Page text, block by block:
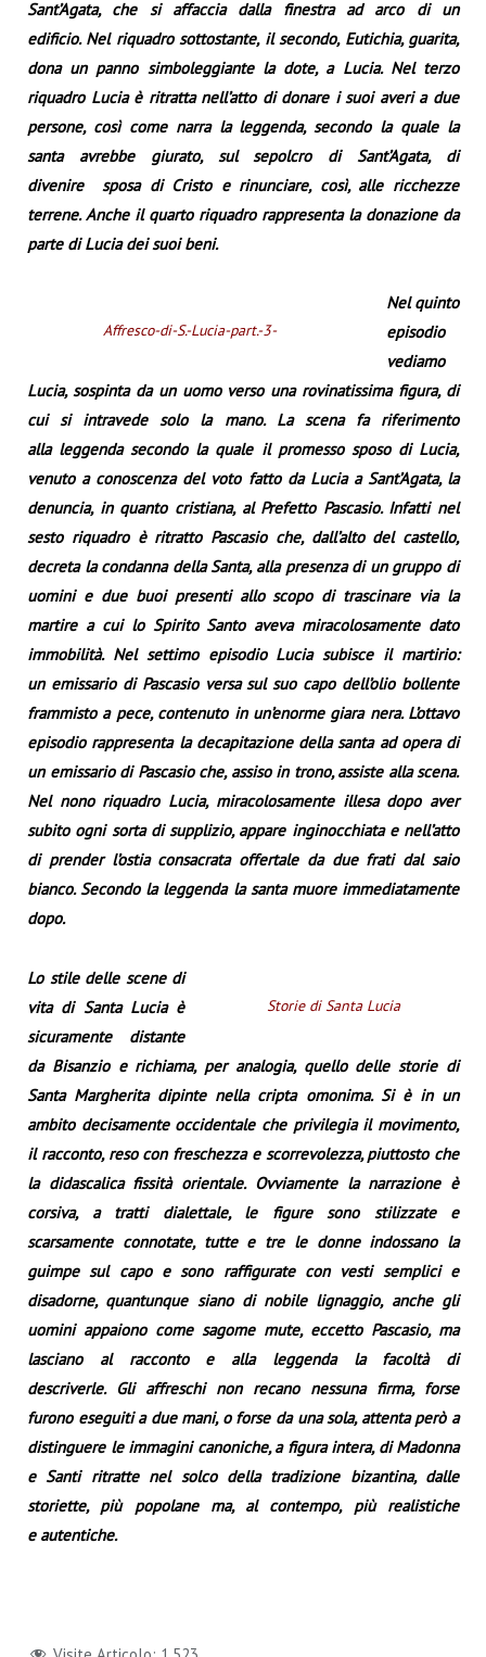
Sant’Agata, che si affaccia dalla finestra ad arco di un
edificio. Nel riquadro sottostante, il secondo, Eutichia, guarita,
dona un panno simboleggiante la dote, a Lucia. Nel terzo
riquadro Lucia è ritratta nell’atto di donare i suoi averi a due
persone, così come narra la leggenda, secondo la quale la
santa avrebbe giurato, sul sepolcro di Sant’Agata, di
divenire sposa di Cristo e rinunciare, così, alle ricchezze
terrene. Anche il quarto riquadro rappresenta la donazione da
parte di Lucia dei suoi beni.
Affresco-di-S.-Lucia-part.-3-
Nel quinto
episodio
vediamo
Lucia, sospinta da un uomo verso una rovinatissima figura, di
cui si intravede solo la mano. La scena fa riferimento
alla leggenda secondo la quale il promesso sposo di Lucia,
venuto a conoscenza del voto fatto da Lucia a Sant’Agata, la
denuncia, in quanto cristiana, al Prefetto Pascasio. Infatti nel
sesto riquadro è ritratto Pascasio che, dall’alto del castello,
decreta la condanna della Santa, alla presenza di un gruppo di
uomini e due buoi presenti allo scopo di trascinare via la
martire a cui lo Spirito Santo aveva miracolosamente dato
immobilità. Nel settimo episodio Lucia subisce il martirio:
un emissario di Pascasio versa sul suo capo dell’olio bollente
frammisto a pece, contenuto in un’enorme giara nera. L’ottavo
episodio rappresenta la decapitazione della santa ad opera di
un emissario di Pascasio che, assiso in trono, assiste alla scena.
Nel nono riquadro Lucia, miracolosamente illesa dopo aver
subito ogni sorta di supplizio, appare inginocchiata e nell’atto
di prender l’ostia consacrata offertale da due frati dal saio
bianco. Secondo la leggenda la santa muore immediatamente
dopo.
Storie di Santa Lucia
Lo stile delle scene di
vita di Santa Lucia è
sicuramente distante
da Bisanzio e richiama, per analogia, quello delle storie di
Santa Margherita dipinte nella cripta omonima. Si è in un
ambito decisamente occidentale che privilegia il movimento,
il racconto, reso con freschezza e scorrevolezza, piuttosto che
la didascalica fissità orientale. Ovviamente la narrazione è
corsiva, a tratti dialettale, le figure sono stilizzate e
scarsamente connotate, tutte e tre le donne indossano la
guimpe sul capo e sono raffigurate con vesti semplici e
disadorne, quantunque siano di nobile lignaggio, anche gli
uomini appaiono come sagome mute, eccetto Pascasio, ma
lasciano al racconto e alla leggenda la facoltà di
descriverle. Gli affreschi non recano nessuna firma, forse
furono eseguiti a due mani, o forse da una sola, attenta però a
distinguere le immagini canoniche, a figura intera, di Madonna
e Santi ritratte nel solco della tradizione bizantina, dalle
storiette, più popolane ma, al contempo, più realistiche
e autentiche.